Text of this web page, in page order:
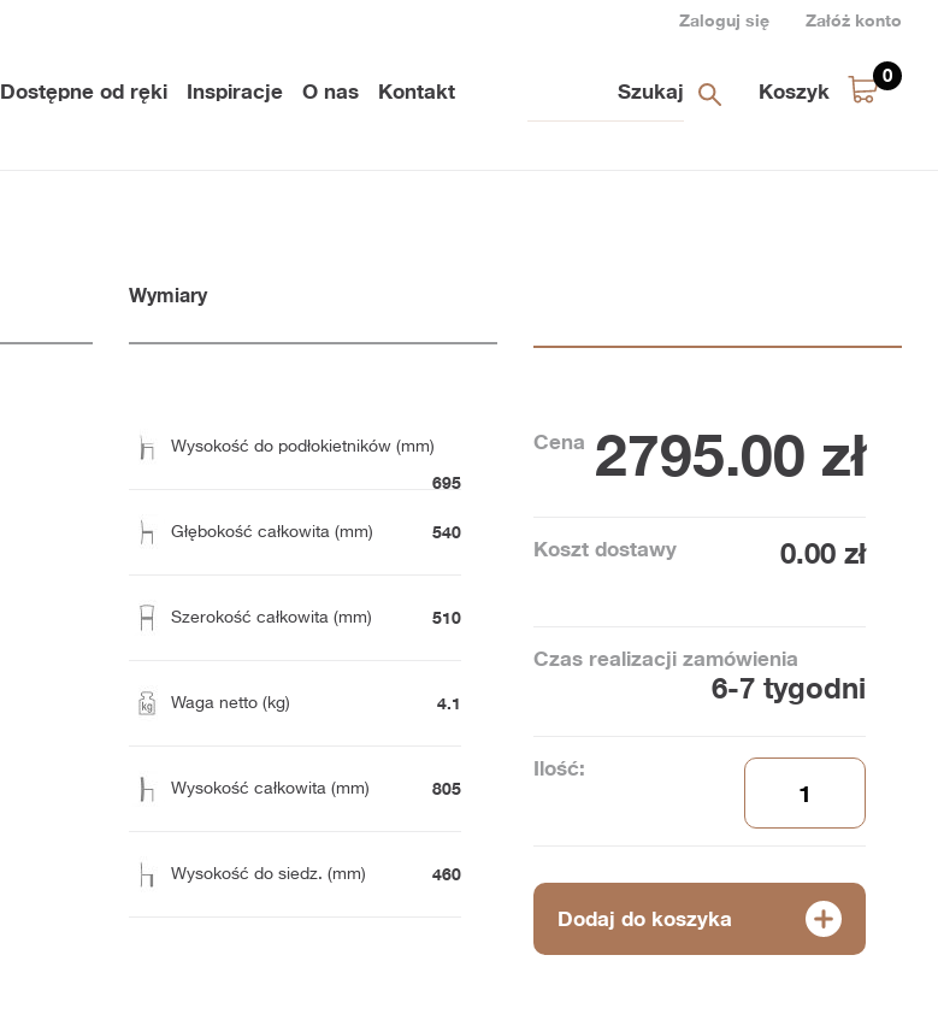
Zaloguj się Załóż konto
Dostępne od ręki Inspiracje O nas Kontakt Koszyk
0
Wymiary
Wysokość do podłokietników (mm)
695
Głębokość całkowita (mm) 540
Szerokość całkowita (mm) 510
Waga netto (kg) 4.1
Wysokość całkowita (mm) 805
Wysokość do siedz. (mm) 460
Cena 2795.00 zł
Koszt dostawy 0.00 zł
Czas realizacji zamówienia
6-7 tygodni
Ilość:
Dodaj do koszyka